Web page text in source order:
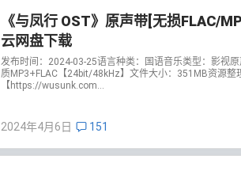
《与凤行 OST》原声带[无损FLAC/
云网盘下载
发布时间：2024-03-25语言种类：国语音乐类型：影视
质MP3+FLAC【24bit/48kHz】文件大小：351MB资源整
【https://wusunk.com...
2024年4月6日 151